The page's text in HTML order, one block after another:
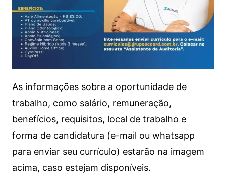
As informações sobre a oportunidade de
trabalho, como salário, remuneração,
benefícios, requisitos, local de trabalho e
forma de candidatura (e-mail ou whatsapp
para enviar seu currículo) estarão na imagem
acima, caso estejam disponíveis.